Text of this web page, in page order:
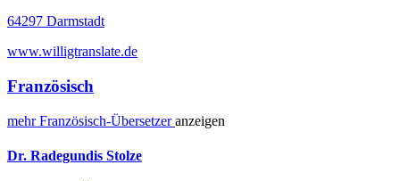
64297 Darmstadt
www.willigtranslate.de
Französisch
mehrFranzösisch-Übersetzeranzeigen
Dr. Radegundis Stolze